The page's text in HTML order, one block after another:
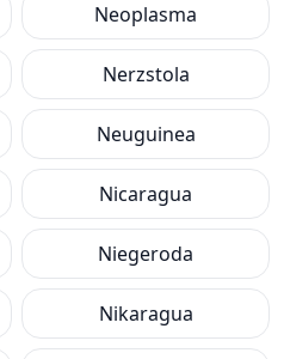
Neoplasma
Nerzstola
Neuguinea
Nicaragua
Niegeroda
Nikaragua